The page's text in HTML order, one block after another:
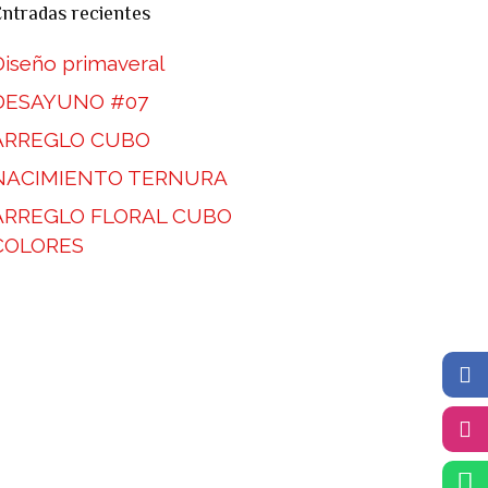
recientes
primaveral
#07
CUBO
TERNURA
FLORAL CUBO